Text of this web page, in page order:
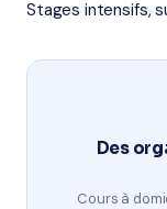
Stages intensifs,
Des
Cours à